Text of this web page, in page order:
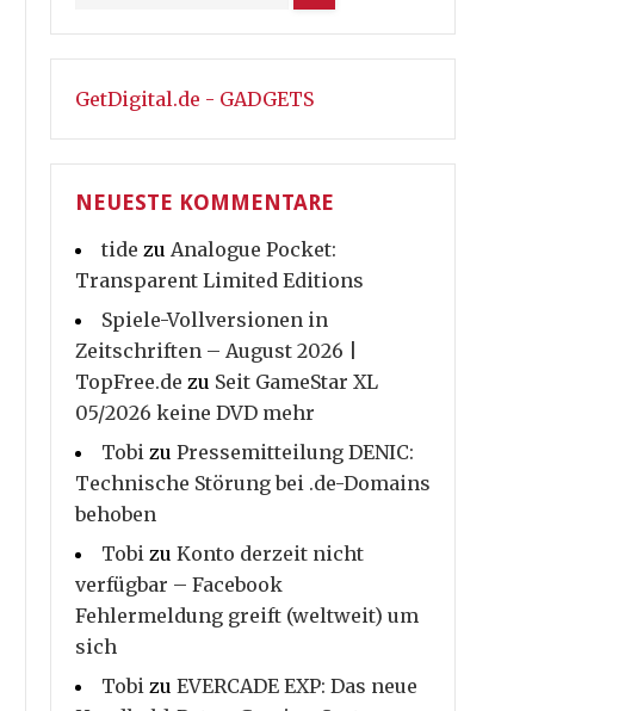
GetDigital.de - GADGETS
NEUESTE KOMMENTARE
tide zu Analogue Pocket:
Transparent Limited Editions
Spiele-Vollversionen in
Zeitschriften – August 2026 |
TopFree.de zu Seit GameStar XL
05/2026 keine DVD mehr
Tobi zu Pressemitteilung DENIC:
Technische Störung bei .de-Domains
behoben
Tobi zu Konto derzeit nicht
verfügbar – Facebook
Fehlermeldung greift (weltweit) um
sich
Tobi zu EVERCADE EXP: Das neue